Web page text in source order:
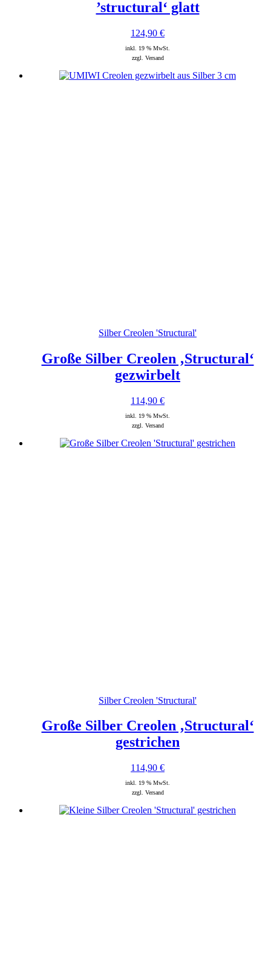
’structural‘ glatt
124,90 €
inkl. 19 % MwSt.
zzgl. Versand
Silber Creolen 'Structural'
Große Silber Creolen ‚Structural‘
gezwirbelt
114,90 €
inkl. 19 % MwSt.
zzgl. Versand
Silber Creolen 'Structural'
Große Silber Creolen ‚Structural‘
gestrichen
114,90 €
inkl. 19 % MwSt.
zzgl. Versand